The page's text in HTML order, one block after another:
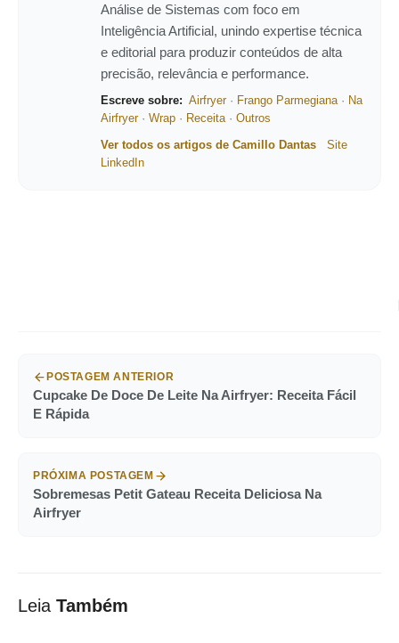
Análise de Sistemas com foco em
Inteligência Artificial, unindo expertise técnica
e editorial para produzir conteúdos de alta
precisão, relevância e performance.
Escreve sobre: Airfryer· Frango Parmegiana· Na
Airfryer· Wrap · Receita· Outros
Ver todos os artigos de Camillo Dantas
Site
LinkedIn
POSTAGEM ANTERIOR
Cupcake De Doce De Leite Na Airfryer: Receita Fácil
E Rápida
PRÓXIMA POSTAGEM
Sobremesas Petit Gateau Receita Deliciosa Na
Airfryer
Leia Também